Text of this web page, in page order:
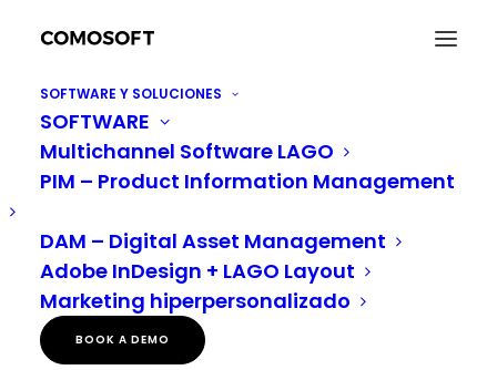
SOFTWARE Y SOLUCIONES
SOFTWARE
Multichannel Software LAGO
PIM – Product Information Management
DAM – Digital Asset Management
Adobe InDesign + LAGO Layout
Marketing hiperpersonalizado
BOOK A DEMO
Comunicación One-
to-One